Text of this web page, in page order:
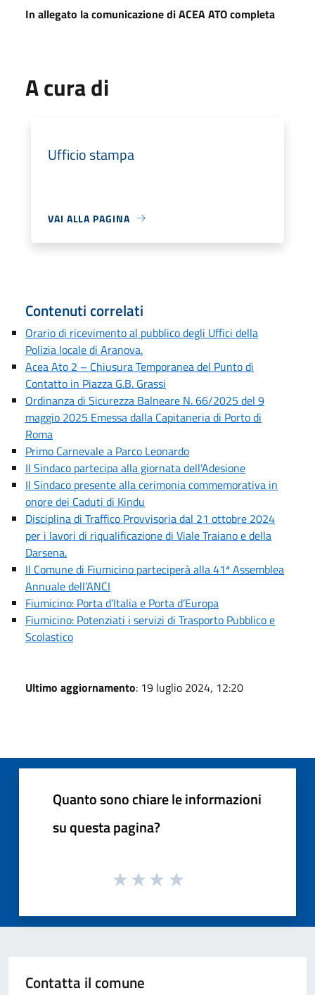
In allegato la comunicazione di ACEA ATO completa
A cura di
Ufficio stampa
VAI ALLA PAGINA
Contenuti correlati
Orario di ricevimento al pubblico degli Uffici della
Polizia locale di Aranova.
Acea Ato 2 – Chiusura Temporanea del Punto di
Contatto in Piazza G.B. Grassi
Ordinanza di Sicurezza Balneare N. 66/2025 del 9
maggio 2025 Emessa dalla Capitaneria di Porto di
Roma
Primo Carnevale a Parco Leonardo
Il Sindaco partecipa alla giornata dell'Adesione
Il Sindaco presente alla cerimonia commemorativa in
onore dei Caduti di Kindu
Disciplina di Traffico Provvisoria dal 21 ottobre 2024
per i lavori di riqualificazione di Viale Traiano e della
Darsena.
Il Comune di Fiumicino parteciperà alla 41ª Assemblea
Annuale dell’ANCI
Fiumicino: Porta d’Italia e Porta d’Europa
Fiumicino: Potenziati i servizi di Trasporto Pubblico e
Scolastico
Ultimo aggiornamento: 19 luglio 2024, 12:20
Quanto sono chiare le informazioni
su questa pagina?
Contatta il comune